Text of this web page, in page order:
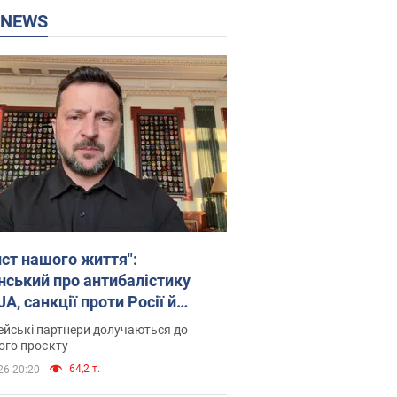
NEWS
нашого життя":
про антибалістику
санкції проти Росії й
аграріїв. Відео
партнери долучаються до
проєкту
20:20 64,2 т.